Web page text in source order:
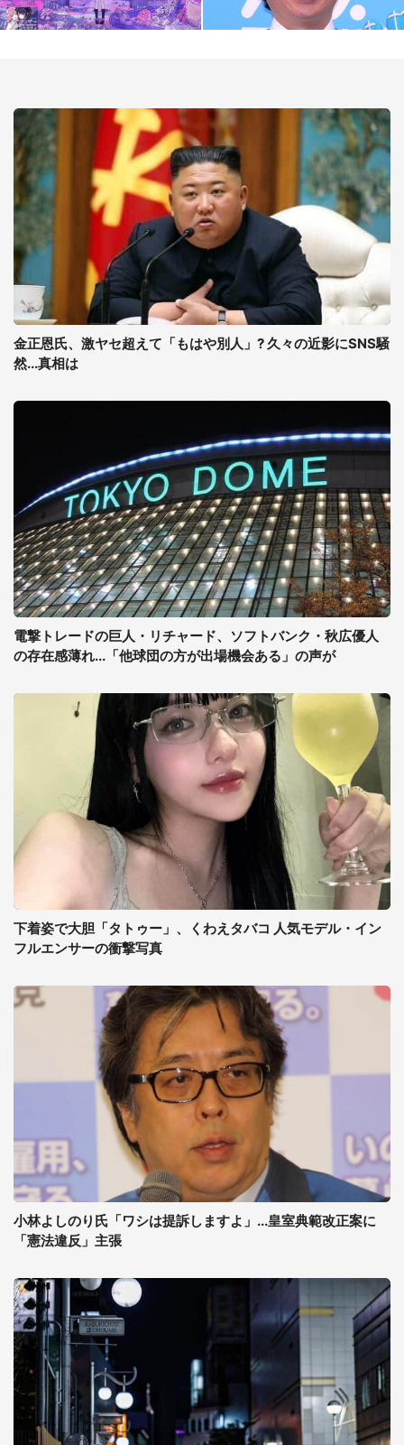
金正恩氏、激ヤセ超えて「もはや別人」? 久々の近影にSNS騒
然...真相は
電撃トレードの巨人・リチャード、ソフトバンク・秋広優人
の存在感薄れ...「他球団の方が出場機会ある」の声が
下着姿で大胆「タトゥー」、くわえタバコ 人気モデル・イン
フルエンサーの衝撃写真
小林よしのり氏「ワシは提訴しますよ」...皇室典範改正案に
「憲法違反」主張